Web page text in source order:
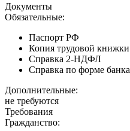
Документы
Обязательные:
Паспорт РФ
Копия трудовой книжки
Справка 2-НДФЛ
Справка по форме банка
Дополнительные:
не требуются
Требования
Гражданство: